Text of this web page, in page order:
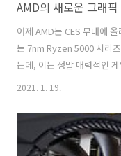
AMD의 새로운 그래
어제 AMD는 CES 무대에
는 7nm Ryzen 5000 시리
는데, 이는 정말 매력적인
속되는 발전 AMD의 7nm
트북 시장에서 다소 드문
노력하고 있는 것으로 보
모델이 부족한 것 같다는
2021. 1. 19.